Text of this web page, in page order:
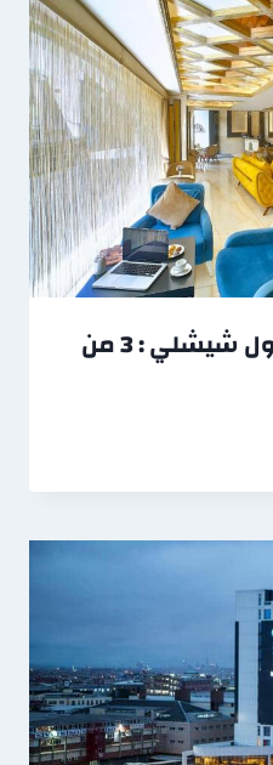
افضل فنادق اسطنبول شيشلي : 3 من